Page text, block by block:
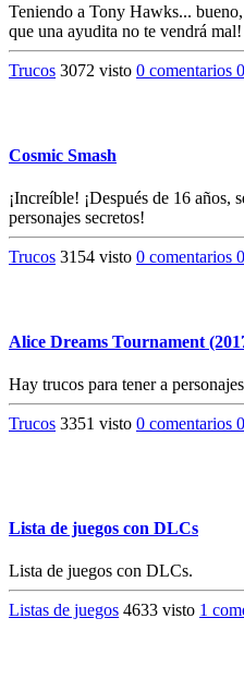
Teniendo a Tony Hawks...
que una ayudita no te vendrá mal!
Trucos 3072 visto 0 comentarios
Cosmic Smash
¡Increíble! ¡Después de 16 años,
personajes secretos!
Trucos 3154 visto 0 comentarios
Alice Dreams Tournament
Hay trucos para tener a
Trucos 3351 visto 0 comentarios
Lista de juegos con DLCs
Lista de juegos con DLCs.
Listas de juegos 4633 visto 1